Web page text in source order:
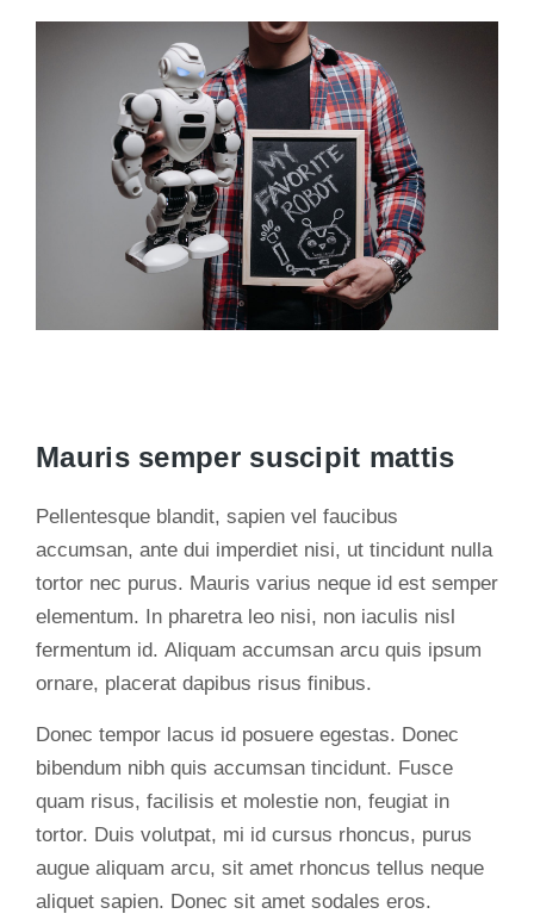
Mauris semper suscipit mattis
Pellentesque blandit, sapien vel faucibus
accumsan, ante dui imperdiet nisi, ut tincidunt nulla
tortor nec purus. Mauris varius neque id est semper
elementum. In pharetra leo nisi, non iaculis nisl
fermentum id. Aliquam accumsan arcu quis ipsum
ornare, placerat dapibus risus finibus.
Donec tempor lacus id posuere egestas. Donec
bibendum nibh quis accumsan tincidunt. Fusce
quam risus, facilisis et molestie non, feugiat in
tortor. Duis volutpat, mi id cursus rhoncus, purus
augue aliquam arcu, sit amet rhoncus tellus neque
aliquet sapien. Donec sit amet sodales eros.